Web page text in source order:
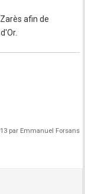
afin de
par Emmanuel Forsans